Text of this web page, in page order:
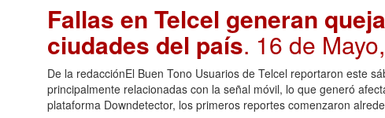
Fallas en Telcel generan
ciudades del país. 16 de
De la redacciónEl Buen Tono Usuarios de Telcel reportaron este
principalmente relacionadas con la señal móvil, lo que generó
plataforma Downdetector, los primeros reportes comenzaron